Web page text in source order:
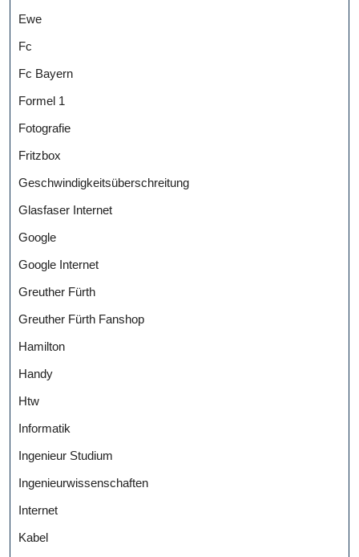
Ewe
Fc
Fc Bayern
Formel 1
Fotografie
Fritzbox
Geschwindigkeitsüberschreitung
Glasfaser Internet
Google
Google Internet
Greuther Fürth
Greuther Fürth Fanshop
Hamilton
Handy
Htw
Informatik
Ingenieur Studium
Ingenieurwissenschaften
Internet
Kabel